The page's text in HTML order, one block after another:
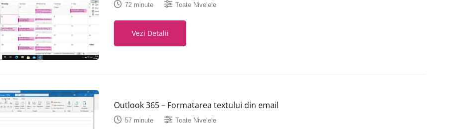
72 minute Toate Nivelele
Vezi Detalii
Outlook 365 – Formatarea textului din email
57 minute Toate Nivelele